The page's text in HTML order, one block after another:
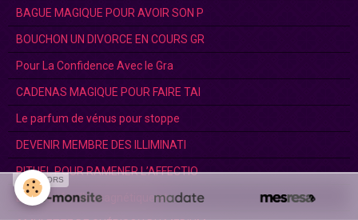
BAGUE MAGIQUE POUR AVOIR SON P
BOUCHON UN DIVORCE EN COURS GR
Pour La Confidence Avec le Gra
CADENAS MAGIQUE POUR FAIRE TAI
Le parfum de vénus pour stoppe
DEVENIR MEMBRE DES ILLIMINATI
RITUEL POUR RAMENER L’AFFECTIO
Le porte feuille magnétique et
SPONSORS